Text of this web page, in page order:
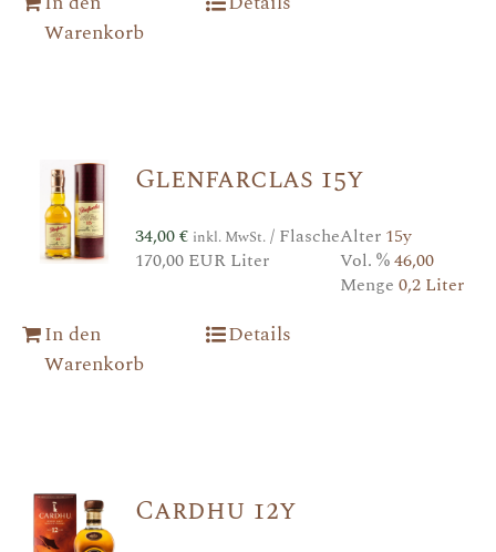
Warenkorb
Glenfarclas 15y
34,00€ inkl. MwSt./ Flasche
170,00 EUR Liter
Alter 15y
Vol. %46,00
Menge 0,2 Liter
In den
Warenkorb
Details
Cardhu 12y